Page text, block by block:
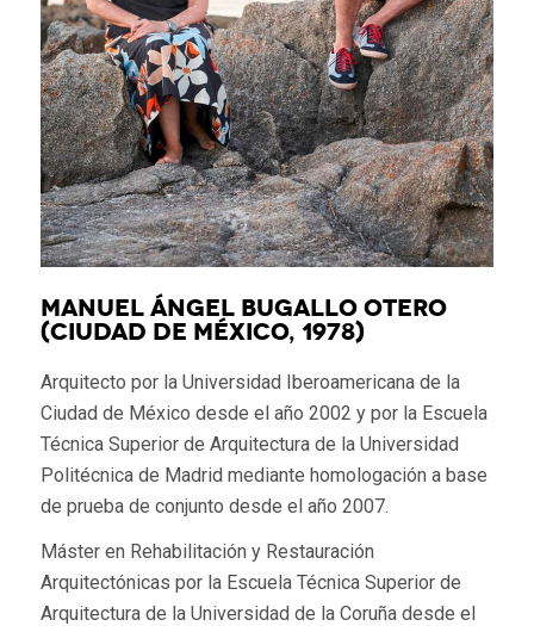
MANUEL ÁNGEL BUGALLO OTERO
(Ciudad de México, 1978)
Arquitecto por la Universidad Iberoamericana de la
Ciudad de México desde el año 2002 y por la Escuela
Técnica Superior de Arquitectura de la Universidad
Politécnica de Madrid mediante homologación a base
de prueba de conjunto desde el año 2007.
Máster en Rehabilitación y Restauración
Arquitectónicas por la Escuela Técnica Superior de
Arquitectura de la Universidad de la Coruña desde el